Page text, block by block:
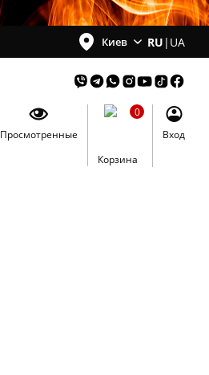
Киев RU | UA
Просмотренные
Корзина
0
Вход